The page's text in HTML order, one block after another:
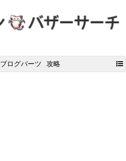
ブログパーツ 攻略